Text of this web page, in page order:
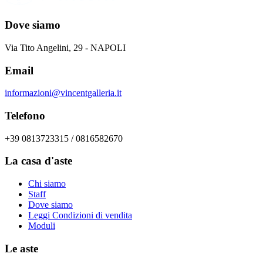
Dove siamo
Via Tito Angelini, 29 - NAPOLI
Email
informazioni@vincentgalleria.it
Telefono
+39 0813723315 / 0816582670
La casa d'aste
Chi siamo
Staff
Dove siamo
Leggi Condizioni di vendita
Moduli
Le aste